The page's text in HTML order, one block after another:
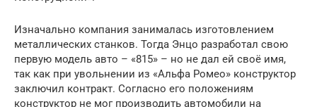
Изначально компания занималась изготовлением
металлических станков. Тогда Энцо разработал свою
первую модель авто – «815» – но не дал ей своё имя,
так как при увольнении из «Альфа Ромео» конструктор
заключил контракт. Согласно его положениям
конструктор не мог производить автомобили на